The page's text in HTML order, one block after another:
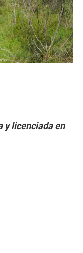
y licenciada en